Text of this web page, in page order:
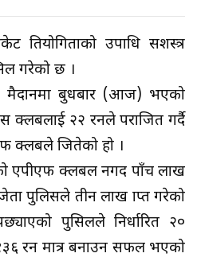
प्रतियोगिताको उपाधि सशस्त्र
गरेको छ ।
मैदानमा बुधबार (आज) भएको
२२ रनले पराजित गर्दै
क्लबले जितेको हो ।
एपीएफ क्लबल नगद पाँच लाख
पुलिसले तीन लाख प्राप्त गरेको
पुसिलले निर्धारित २०
रन मात्र बनाउन सफल भएको